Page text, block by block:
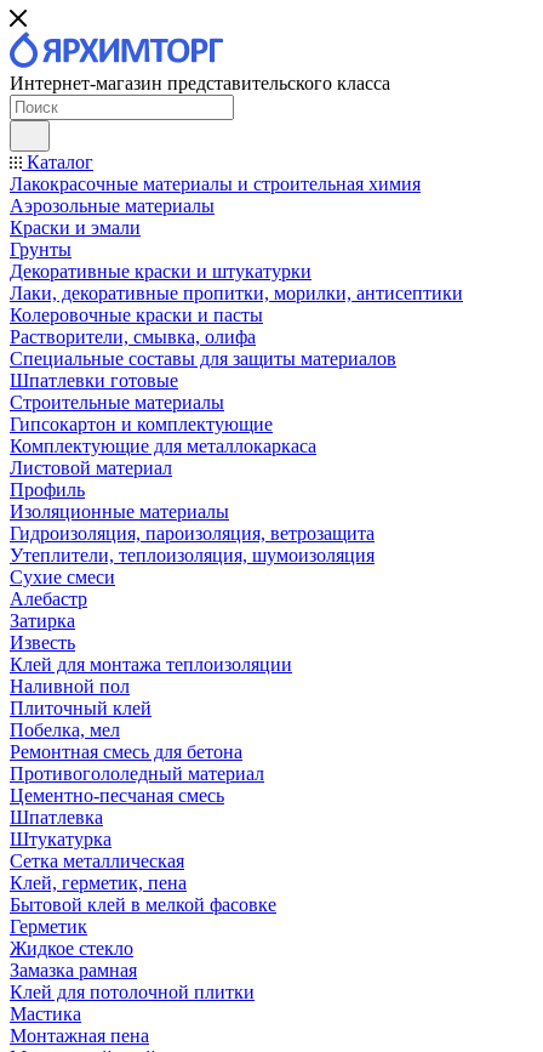
Интернет-магазин представительского класса
Каталог
Лакокрасочные материалы и строительная химия
Аэрозольные материалы
Краски и эмали
Грунты
Декоративные краски и штукатурки
Лаки, декоративные пропитки, морилки, антисептики
Колеровочные краски и пасты
Растворители, смывка, олифа
Специальные составы для защиты материалов
Шпатлевки готовые
Строительные материалы
Гипсокартон и комплектующие
Комплектующие для металлокаркаса
Листовой материал
Профиль
Изоляционные материалы
Гидроизоляция, пароизоляция, ветрозащита
Утеплители, теплоизоляция, шумоизоляция
Сухие смеси
Алебастр
Затирка
Известь
Клей для монтажа теплоизоляции
Наливной пол
Плиточный клей
Побелка, мел
Ремонтная смесь для бетона
Противогололедный материал
Цементно-песчаная смесь
Шпатлевка
Штукатурка
Сетка металлическая
Клей, герметик, пена
Бытовой клей в мелкой фасовке
Герметик
Жидкое стекло
Замазка рамная
Клей для потолочной плитки
Мастика
Монтажная пена